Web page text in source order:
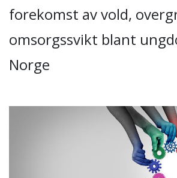
forekomst av vold,
omsorgssvikt blant
Norge